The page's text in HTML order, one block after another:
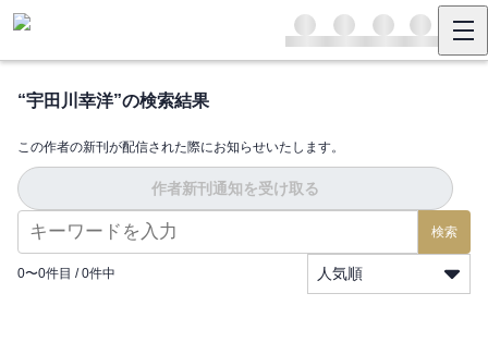
“宇田川幸洋”の検索結果
この作者の新刊が配信された際にお知らせいたします。
作者新刊通知を受け取る
検索
0〜0件目 / 0件中 人気順